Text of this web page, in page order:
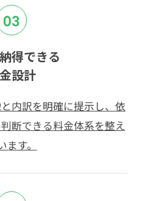
03
得できる
設計
内訳を明確に提示し、依
断できる料金体系を整え
ます。